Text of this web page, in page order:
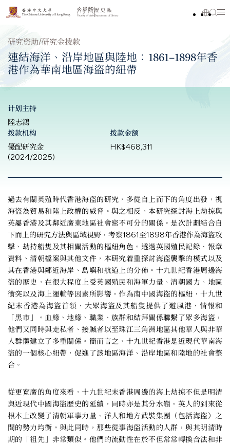
研究资助/研究金拨款
連結海洋、沿岸地區與陸地：1861–1898年香
港作為華南地區海盜的紐帶
计划主持
陸志鴻
拨款机构
優配研究金
(2024/2025)
拨款金额
HK$468,311
過去有關英殖時代香港海盜的研究，多從自上而下的角度出發，視
海盜為貿易和陸上政權的威脅。與之相反，本研究探討海上劫掠與
英屬香港及其鄰近廣東地區社會密不可分的關係。是次計劃結合自
下而上的研究方法與區域視野，考察1861至1898年香港作為海盜攻
擊、劫持船隻及其相關活動的樞紐角色。透過英國殖民記錄、報章
資料、清朝檔案與其他文件，本研究着重探討海盜襲擊的模式以及
其在香港與鄰近海岸、島嶼和航道上的分佈。十九世紀香港周邊海
盜的歷史，在很大程度上受英國殖民和海軍力量、清朝國力、地區
衝突以及海上運輸等因素所影響。作為南中國海盜的樞紐，十九世
紀末香港為海盜首領、大眾海盜及其船隻提供了避風港、情報和
「黑市」。血緣、地緣、職業、族群和結拜關係聯繫了眾多海盜，
他們又同時與走私者、接贓者以至珠江三角洲地區其他華人與非華
人群體建立了多重關係。簡而言之，十九世紀香港是近現代華南海
盜的一個核心紐帶，促進了該地區海洋、沿岸地區和陸地的社會整
合。
從更寬廣的角度來看，十九世紀末香港周邊的海上劫掠不但是明清
與近現代中國海盜歷史的延續，同時亦是其分水嶺。英人的到來從
根本上改變了清朝軍事力量、洋人和地方武裝集團（包括海盜）之
間的勢力均衡。與此同時，那些從事海盜活動的人群，與其明清時
期的「祖先」非常類似。他們的流動性在於不但常常轉換合法和非